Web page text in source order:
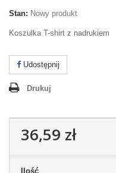
Stan: Nowy produkt
Koszulka T-shirt z nadrukiem
Udostępnij
Drukuj
36,59 zł
Ilość